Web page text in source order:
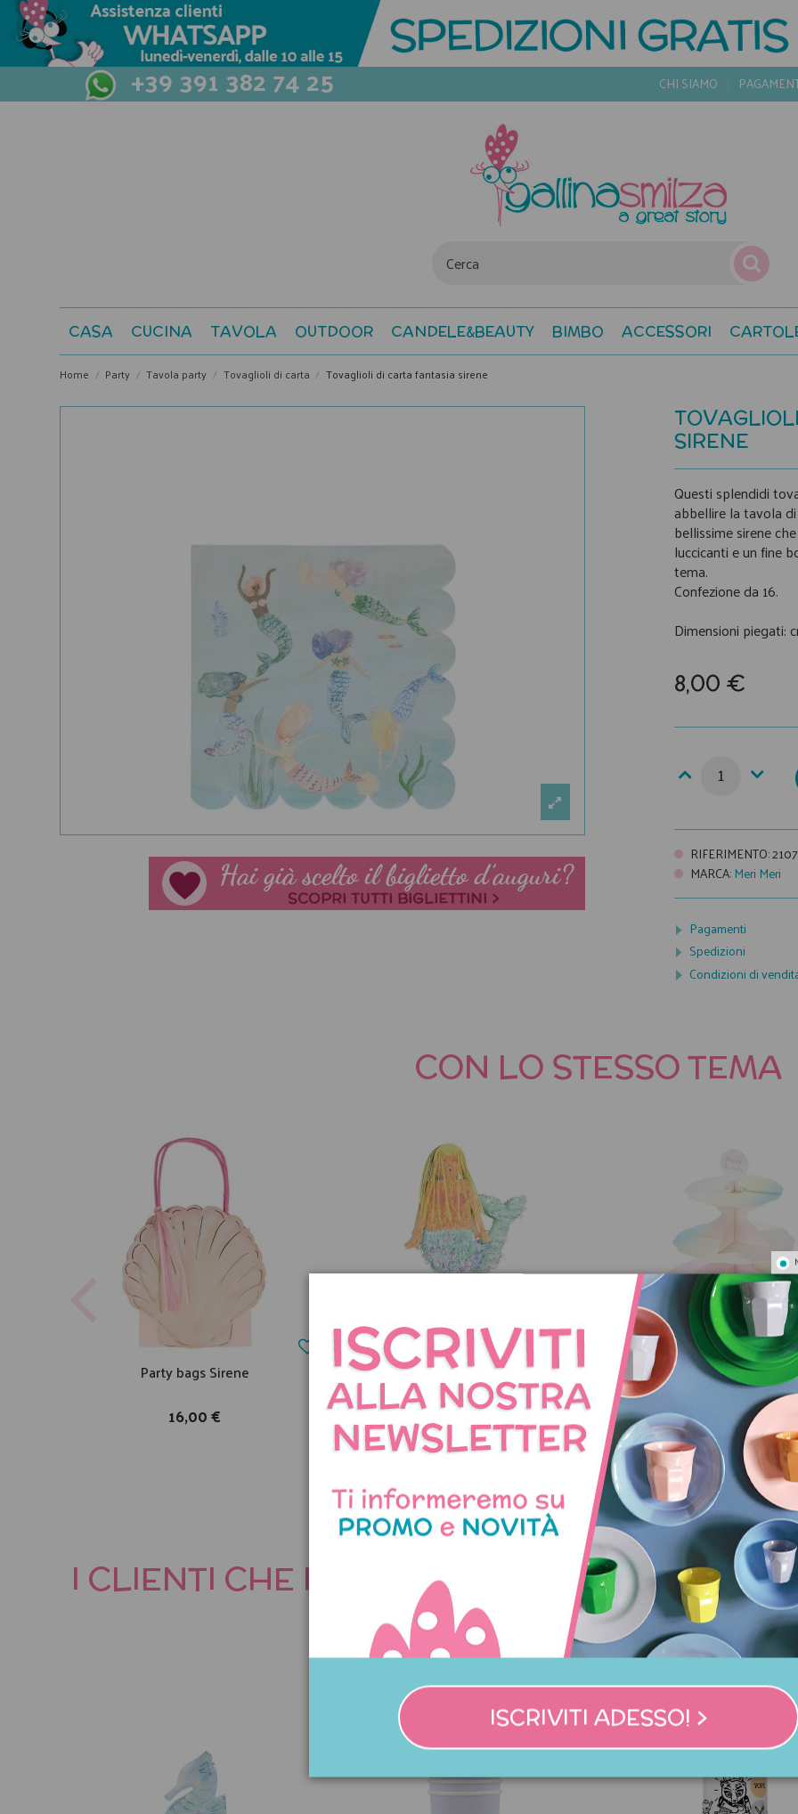
+39 391 382 74 25 CHI SIAMO
CASA CUCINA TAVOLA OUTDOOR CANDELE&BEAUTY BIMBO ACCESSORI
Home Party Tavola party Tovaglioli di carta Tovaglioli di carta fantasia sirene
SIRENE
Questi splendidi
abbellire la tavola
bellissime sirene
luccicanti e un fine
tema.
Confezione da 16.
Dimensioni piegati:
8,00 €
RIFERIMENTO:
MARCA:Meri Meri
Pagamenti
Spedizioni
Condizioni di
CON LO STESSO TEMA
Party bags Sirene
16,00 €
Pignatta di compleanno Sirena
41,50 €
Alzatina per dolci fai da
toppers
21,50 €
I CLIENTI CHE HANNO ACQUISTATO
COMPRATO ANCHE:
ISCRIVITI ADESSO! >